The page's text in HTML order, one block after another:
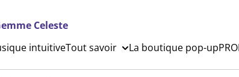
Celeste
intuitiveTout savoir La boutique pop-up